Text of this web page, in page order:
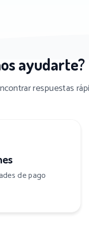
ayudarte?
respuestas
de pago